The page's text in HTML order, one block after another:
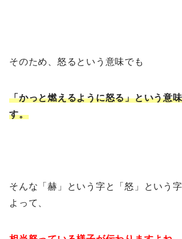
そのため、怒るという意味でも
「かっと燃えるように怒る」という意
す。
そんな「赫」という字と「怒」という
よって、